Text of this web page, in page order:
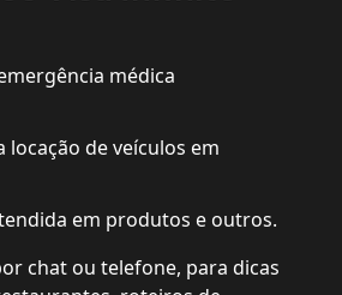
médica
locação de veículos em
em produtos e outros.
chat ou telefone, para dicas